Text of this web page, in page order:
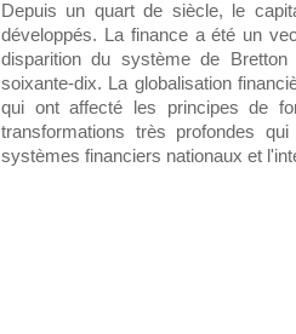
Depuis un quart de siècle, le
développés. La finance a été un
disparition du système de
soixante-dix. La globalisation
qui ont affecté les principes de
transformations très profondes
systèmes financiers nationaux et